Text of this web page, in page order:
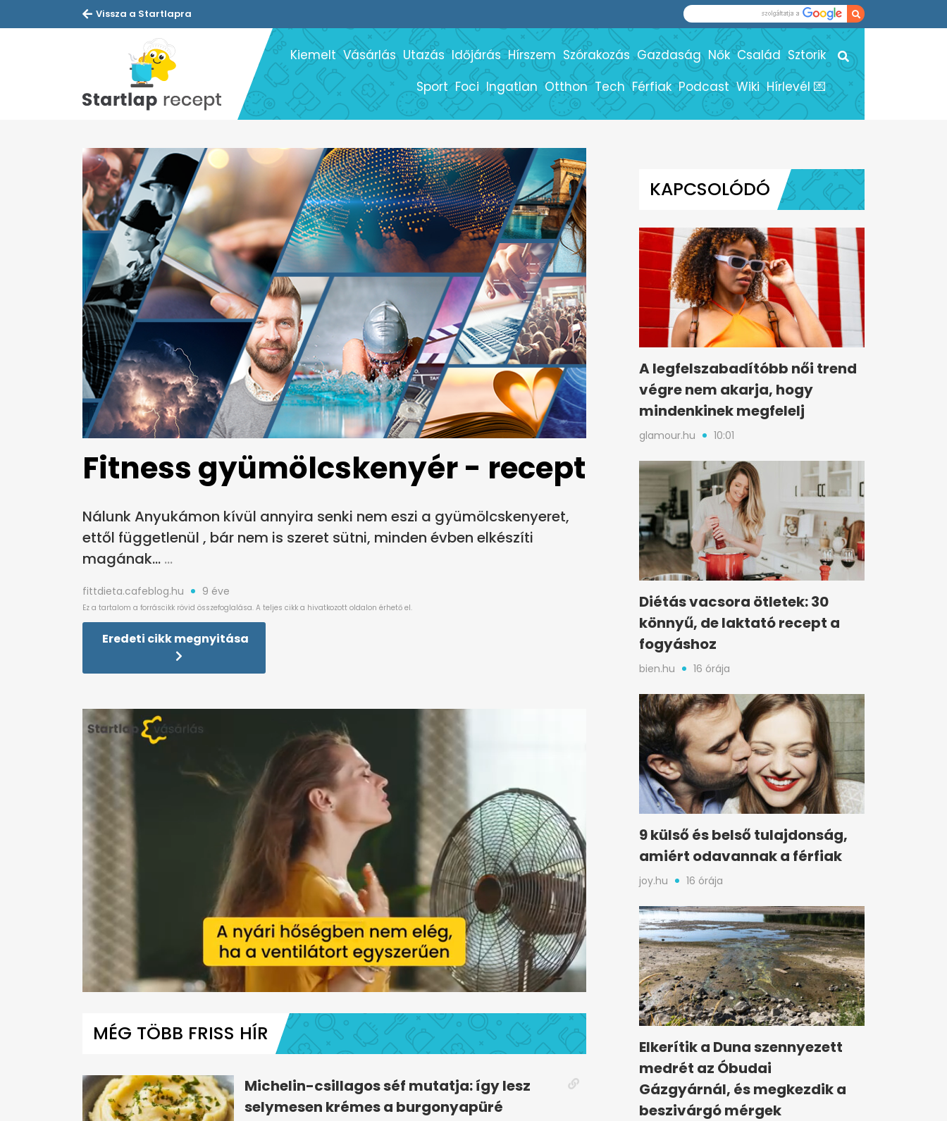
Vissza a Startlapra
Kiemelt Vásárlás Utazás Időjárás Hírszem Szórakozás Gazdaság Nők Család Sztorik
Sport Foci Ingatlan Otthon Tech Férfiak Podcast Wiki Hírlevél 💌
Fitness gyümölcskenyér - recept
Nálunk Anyukámon kívül annyira senki nem eszi a gyümölcskenyeret,
ettől függetlenül , bár nem is szeret sütni, minden évben elkészíti
magának...
fittdieta.cafeblog.hu 9 éve
Eredeti cikk megnyitása
minute,
0%
MÉG TÖBB FRISS HÍR
Michelin-csillagos séf mutatja: így lesz
selymesen krémes a burgonyapüré
KAPCSOLÓDÓ
A legfelszabadítóbb női trend
végre nem akarja, hogy
mindenkinek megfelelj
glamour.hu 10:01
Diétás vacsora ötletek: 30
könnyű, de laktató recept a
fogyáshoz
bien.hu 16 órája
9 külső és belső tulajdonság,
amiért odavannak a férfiak
joy.hu 16 órája
Elkerítik a Duna szennyezett
medrét az Óbudai
Gázgyárnál, és megkezdik a
beszivárgó mérgek